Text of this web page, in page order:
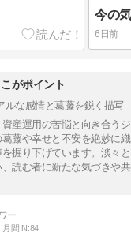
今の
6日前
がポイント
ルな感情と葛藤を鋭く描写
産運用の苦悩と向き合う
藤や幸せと不安を絶妙に
掘り下げています。淡々
読む者に新たな気づきや
月間IN:84